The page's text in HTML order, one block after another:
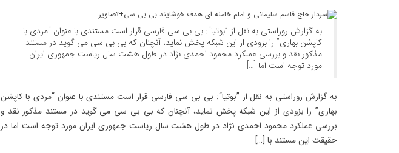
به گزارش روراستی به نقل از ”بوتیا“: بی بی سی فارسی قرار است مستندی با عنوان “مردی با
کاپشن بهاری” را بزودی از این شبکه پخش نماید، آنچنان که بی بی سی می گوید در مستند
مذکور نقد و بررسی عملکرد محمود احمدی نژاد در طول هشت سال ریاست جمهوری ایران
مورد توجه است اما […]
به گزارش روراستی به نقل از ”بوتیا“: بی بی سی فارسی قرار است مستندی با عنوان “مردی با کاپشن
بهاری” را بزودی از این شبکه پخش نماید، آنچنان که بی بی سی می گوید در مستند مذکور نقد و
بررسی عملکرد محمود احمدی نژاد در طول هشت سال ریاست جمهوری ایران مورد توجه است اما در
حقیقت این مستند با […]